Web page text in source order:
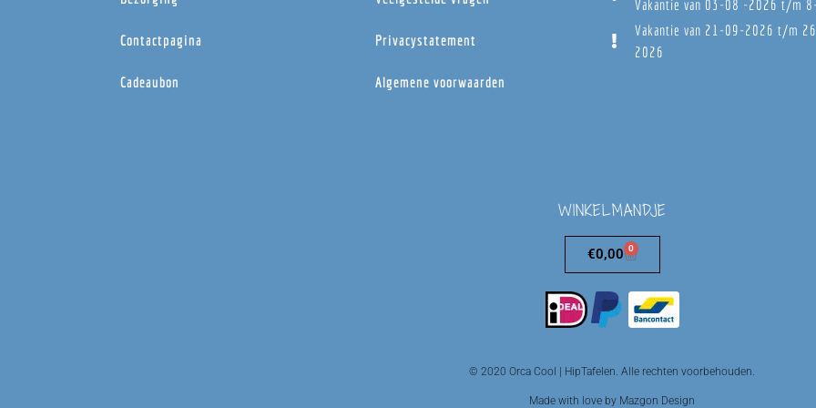
Contactpagina
Cadeaubon
Privacystatement
Algemene voorwaarden
Vakantie van 03-08 -2026 t/m
Vakantie van 21-09-2026 t/m
2026
WINKELMANDJE
€0,00 0
© 2020 Orca Cool | HipTafelen. Alle rechten voorbehouden.
Made with love by Mazgon Design